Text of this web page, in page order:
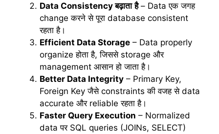
Data Consistencyबढ़ाता है– Data एक जगह
change करने से पूरा database consistent
रहता है।
Efficient Data Storage – Data properly
organize होता है, जिससे storage और
management आसान हो जाता है।
Better Data Integrity – Primary Key,
Foreign Key जैसे constraints की वजह से data
accurate और reliable रहता है।
Faster Query Execution – Normalized
data पर SQL queries (JOINs, SELECT)